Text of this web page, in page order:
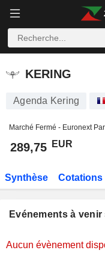
KERING
KERING
Agenda Kering
Marché Fermé - Euronext
289,75 EUR
Synthèse Cotations
Evénements à
Aucun évènement